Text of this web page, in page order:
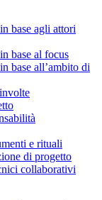
base agli attori
base al focus
base all’ambito di
e rituali
di progetto
collaborativi